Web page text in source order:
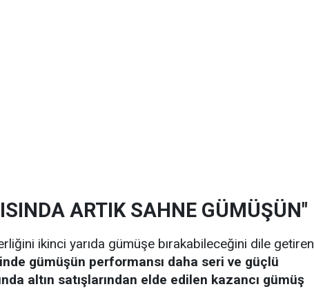
ARTIK SAHNE GÜMÜŞÜN"
ikinci yarıda gümüşe bırakabileceğini dile getiren
gümüşün performansı daha seri ve güçlü
altın satışlarından elde edilen kazancı gümüş